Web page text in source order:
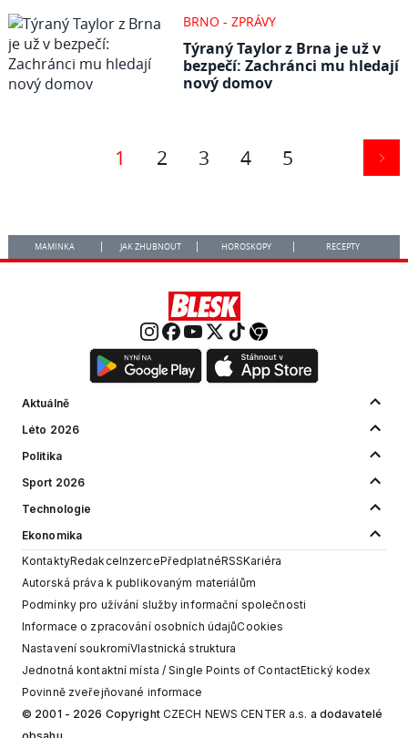
BRNO - ZPRÁVY
Týraný Taylor z Brna je už v
bezpečí: Zachránci mu hledají
nový domov
1 2 3 4 5
MAMINKA JAK ZHUBNOUT HOROSKOPY RECEPTY
Aktuálně
Léto 2026
Politika
Sport 2026
Technologie
Ekonomika
KontaktyRedakceInzercePředplatnéRSSKariéra
Autorská práva k publikovaným materiálům
Podmínky pro užívání služby informační společnosti
Informace o zpracování osobních údajůCookies
Nastavení soukromíVlastnická struktura
Jednotná kontaktní místa / Single Points of ContactEtický kodex
Povinně zveřejňované informace
© 2001 - 2026 Copyright CZECH NEWS CENTER a.s. a dodavatelé